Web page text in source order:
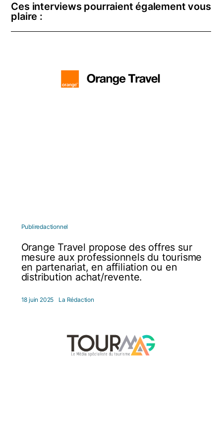
Ces interviews pourraient également vous
plaire :
Publiredactionnel
Orange Travel propose des offres sur
mesure aux professionnels du tourisme
en partenariat, en affiliation ou en
distribution achat/revente.
18 juin 2025 La Rédaction